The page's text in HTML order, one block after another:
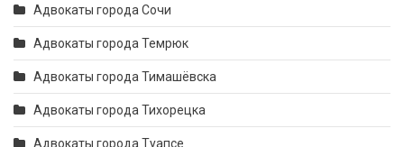
Адвокаты города Сочи
Адвокаты города Темрюк
Адвокаты города Тимашёвска
Адвокаты города Тихорецка
Адвокаты города Туапсе